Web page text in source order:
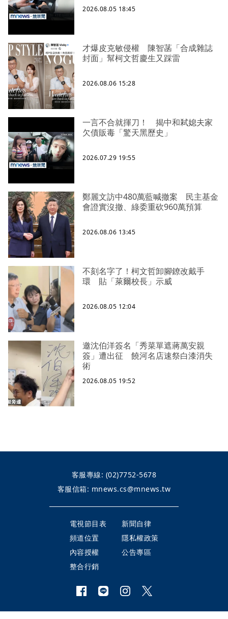
2026.08.05 18:45
才爆皮克敏侵權 陳智菡「合成雜誌
封面」幫柯文哲慶生又踩雷
2026.08.06 15:28
一言不合就揮刀！ 揭中和弒媳夫家
欠債販毒「驚天黑歷史」
2026.07.29 19:55
鄭麗文訪中480萬藍喊撤案 民主基金
會證實沒撤、綠委重砍960萬預算
2026.08.06 13:45
不刻名字了！柯文哲卸腳鐐改戴手
環 貼「萊爾校長」示威
2026.08.05 12:04
邀沈伯洋簽名「秀菜單遮蔣萬安親
簽」遭出征 饒河名店速祭白漆消失
術
2026.08.05 19:52
客服專線: (02)7752-5678
客服信箱: mnews.cs@mnews.tw
電視節目表
新聞自律
頻道位置
隱私權政策
內容授權
公告專區
整合行銷